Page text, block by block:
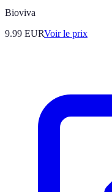
Bioviva
9.99 EURVoir le prix